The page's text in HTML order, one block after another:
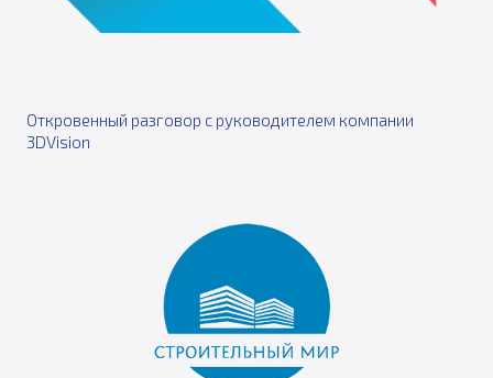
Откровенный разговор с руководителем компании
3DVision